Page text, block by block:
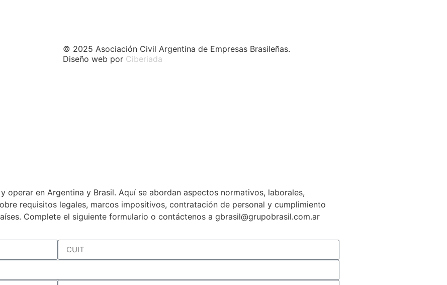
© 2025 Asociación Civil Argentina de Empresas Brasileñas.
Diseño web por Ciberiada
operar en Argentina y Brasil. Aquí se abordan aspectos normativos, laborales,
requisitos legales, marcos impositivos, contratación de personal y cumplimiento
Complete el siguiente formulario o contáctenos a gbrasil@grupobrasil.com.ar